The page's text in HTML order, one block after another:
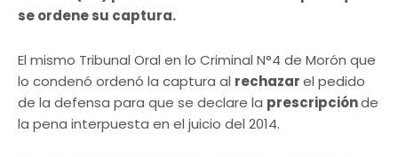
se ordene su captura.
El mismo Tribunal Oral en lo Criminal N°4 de Morón que
lo condenó ordenó la captura al rechazarel pedido
de la defensa para que se declare la prescripciónde
la pena interpuesta en el juicio del 2014.